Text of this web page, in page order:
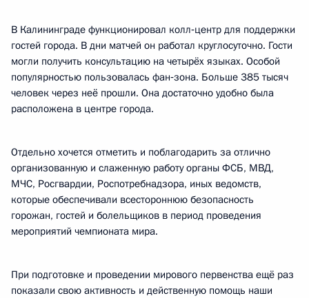
В Калининграде функционировал колл‑центр для поддержки
гостей города. В дни матчей он работал круглосуточно. Гости
могли получить консультацию на четырёх языках. Особой
популярностью пользовалась фан‑зона. Больше 385 тысяч
человек через неё прошли. Она достаточно удобно была
расположена в центре города.
Отдельно хочется отметить и поблагодарить за отлично
организованную и слаженную работу органы ФСБ, МВД,
МЧС, Росгвардии, Роспотребнадзора, иных ведомств,
которые обеспечивали всестороннюю безопасность
горожан, гостей и болельщиков в период проведения
мероприятий чемпионата мира.
При подготовке и проведении мирового первенства ещё раз
показали свою активность и действенную помощь наши